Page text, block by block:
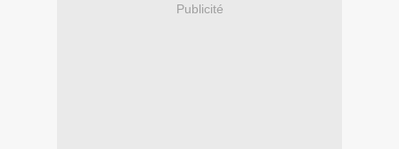
Publicité